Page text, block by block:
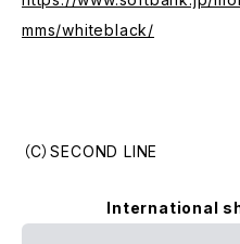
mms/whiteblack/
（C）SECOND LINE
International